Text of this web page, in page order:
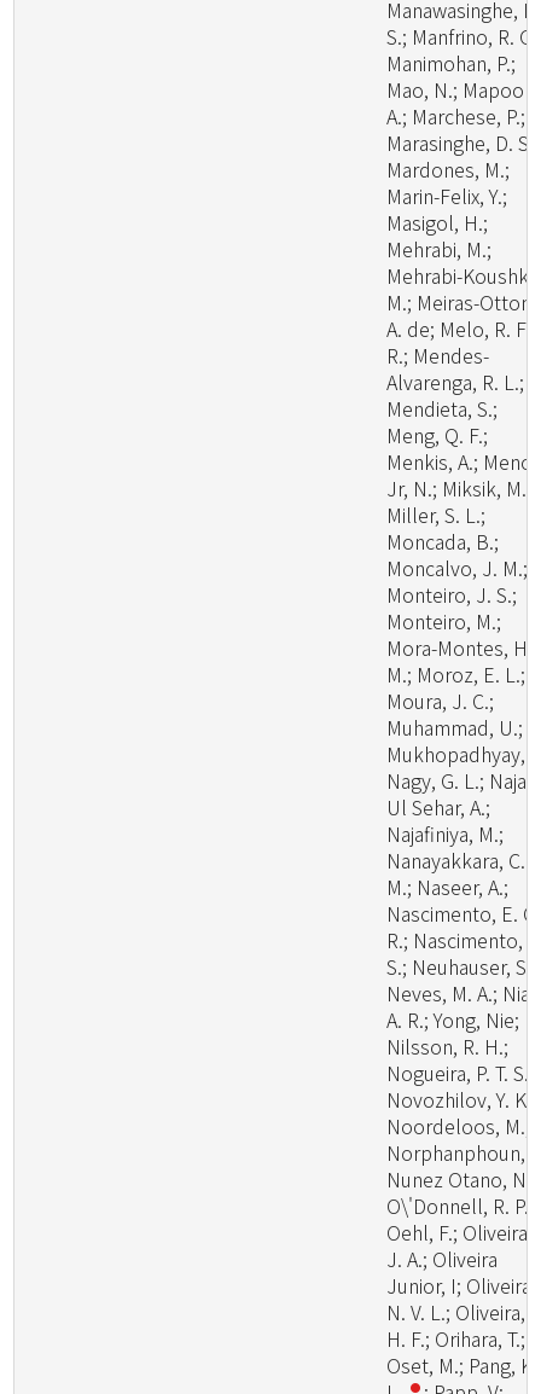
Manawasinghe, I.
S.; Manfrino, R.
Manimohan, P.;
Mao, N.; Mapook,
A.; Marchese, P.;
Marasinghe, D. S.;
Mardones, M.;
Marin-Felix, Y.;
Masigol, H.;
Mehrabi, M.;
Mehrabi-Koushki,
M.; Meiras-Ottoni,
A. de; Melo, R. F.
R.; Mendes-
Alvarenga, R. L.;
Mendieta, S.;
Meng, Q. F.;
Menkis, A.;
Jr, N.; Miksik, M.;
Miller, S. L.;
Moncada, B.;
Moncalvo, J. M.;
Monteiro, J. S.;
Monteiro, M.;
Mora-Montes, H.
M.; Moroz, E. L.;
Moura, J. C.;
Muhammad, U.;
Mukhopadhyay,
Nagy, G. L.;
Ul Sehar, A.;
Najafiniya, M.;
Nanayakkara, C.
M.; Naseer, A.;
Nascimento, E. C.
R.; Nascimento,
S.; Neuhauser, S.;
Neves, M. A.;
A. R.; Yong, Nie;
Nilsson, R. H.;
Nogueira, P. T. S.;
Novozhilov, Y. K.;
Noordeloos, M.;
Norphanphoun,
Nunez Otano, N.;
O\'Donnell, R. P.;
Oehl, F.; Oliveira,
J. A.; Oliveira
Junior, I; Oliveira,
N. V. L.; Oliveira,
H. F.; Orihara, T.;
Oset, M.; Pang, K.